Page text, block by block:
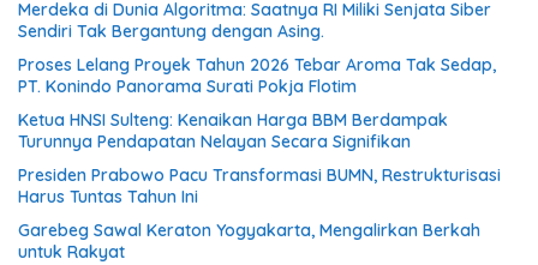
Merdeka di Dunia Algoritma: Saatnya RI Miliki Senjata Siber
Sendiri Tak Bergantung dengan Asing.
Proses Lelang Proyek Tahun 2026 Tebar Aroma Tak Sedap,
PT. Konindo Panorama Surati Pokja Flotim
Ketua HNSI Sulteng: Kenaikan Harga BBM Berdampak
Turunnya Pendapatan Nelayan Secara Signifikan
Presiden Prabowo Pacu Transformasi BUMN, Restrukturisasi
Harus Tuntas Tahun Ini
Garebeg Sawal Keraton Yogyakarta, Mengalirkan Berkah
untuk Rakyat